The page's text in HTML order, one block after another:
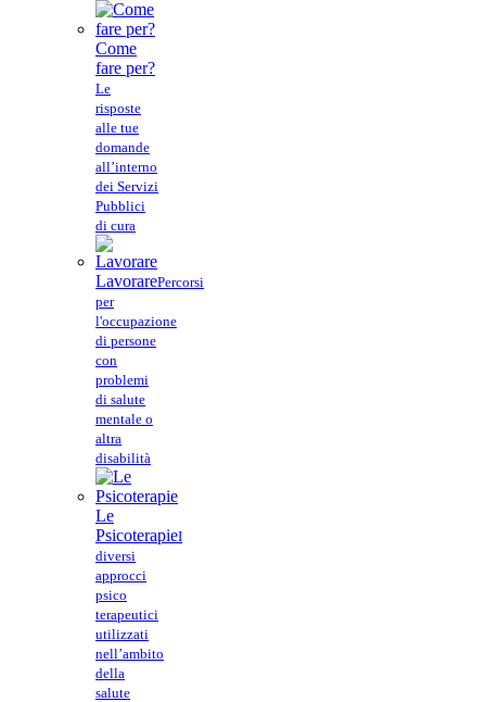
Come
fare per?
Le
risposte
alle tue
domande
all’interno
dei Servizi
Pubblici
di cura
LavorarePercorsi
per
l'occupazione
di persone
con
problemi
di salute
mentale o
altra
disabilità
Le
PsicoterapieI
diversi
approcci
psico
terapeutici
utilizzati
nell’ambito
della
salute